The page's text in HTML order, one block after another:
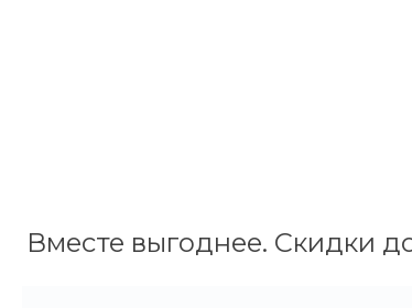
Вместе выгоднее. Скидки